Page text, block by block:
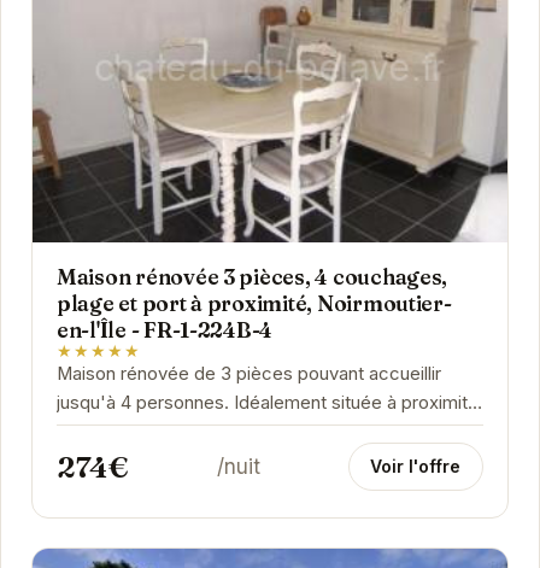
Maison rénovée 3 pièces, 4 couchages,
plage et port à proximité, Noirmoutier-
en-l'Île - FR-1-224B-4
★★★★★
Maison rénovée de 3 pièces pouvant accueillir
jusqu'à 4 personnes. Idéalement située à proximité
de la plage et du port de...
274€ /nuit Voir l'offre